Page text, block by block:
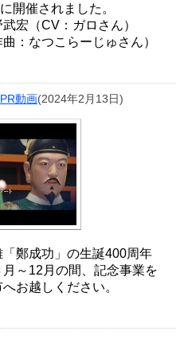
開催されました。
宏（CV：ガロさん）
：なつこらーじゅさん）
動画(2024年2月13日)
鄭成功」の生誕400周年
～12月の間、記念事業を
お越しください。